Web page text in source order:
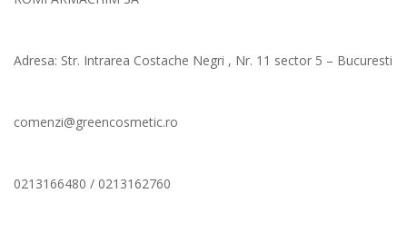
Adresa: Str. Intrarea Costache Negri , Nr. 11 sector 5 – Bucuresti
comenzi@greencosmetic.ro
0213166480 / 0213162760